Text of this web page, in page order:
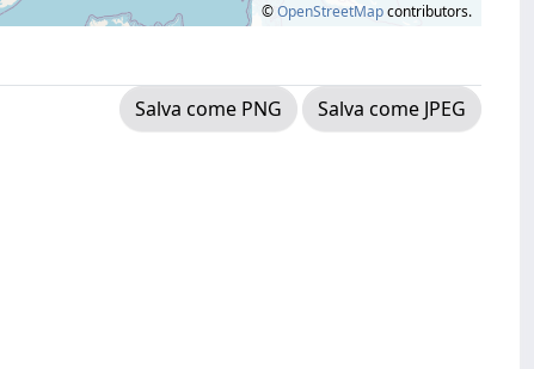
©OpenStreetMapcontributors.
Salva come PNG
Salva come JPEG